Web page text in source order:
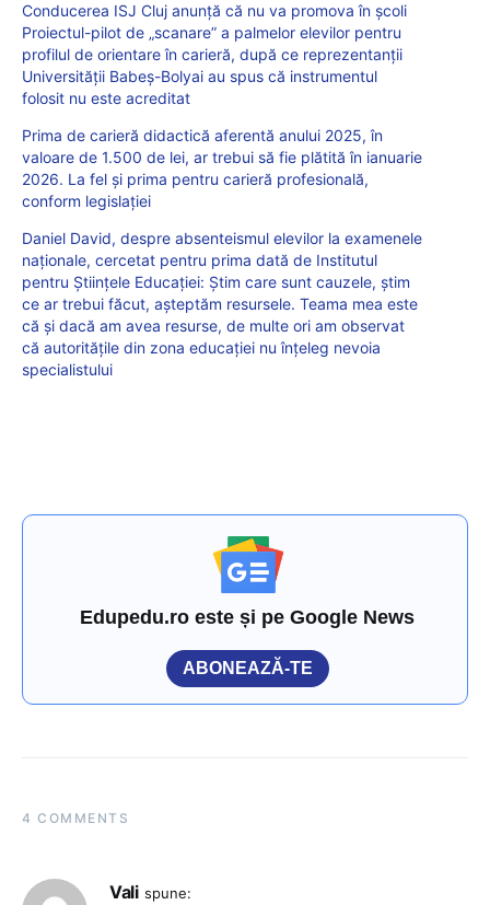
Conducerea ISJ Cluj anunță că nu va promova în școli
Proiectul-pilot de „scanare” a palmelor elevilor pentru
profilul de orientare în carieră, după ce reprezentanții
Universității Babeș-Bolyai au spus că instrumentul
folosit nu este acreditat
Prima de carieră didactică aferentă anului 2025, în
valoare de 1.500 de lei, ar trebui să fie plătită în ianuarie
2026. La fel și prima pentru carieră profesională,
conform legislației
Daniel David, despre absenteismul elevilor la examenele
naționale, cercetat pentru prima dată de Institutul
pentru Științele Educației: Știm care sunt cauzele, știm
ce ar trebui făcut, așteptăm resursele. Teama mea este
că și dacă am avea resurse, de multe ori am observat
că autoritățile din zona educației nu înțeleg nevoia
specialistului
Edupedu.ro este și pe Google News
ABONEAZĂ-TE
4 COMMENTS
Vali spune: